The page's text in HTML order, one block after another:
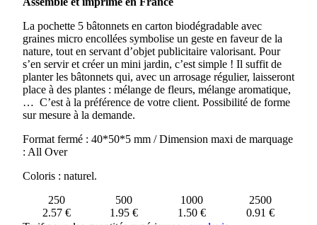
5
DE
GRAINES
La pochette 5 bâtonnets en carton biodégradable avec
graines micro encollées symbolise un geste en faveur de la
nature, tout en servant d’objet publicitaire valorisant. Pour
s’en servir et créer un mini jardin, c’est simple ! Il suffit de
planter les bâtonnets qui, avec un arrosage régulier, laisseront
place à des plantes : mélange de fleurs, mélange aromatique,
… C’est à la préférence de votre client. Possibilité de forme
sur mesure à la demande.
Format fermé : 40*50*5 mm / Dimension maxi de marquage
: All Over
Coloris : naturel.
250
500 1000
2500
2.57 €
1.95 € 1.50 €
0.91 €